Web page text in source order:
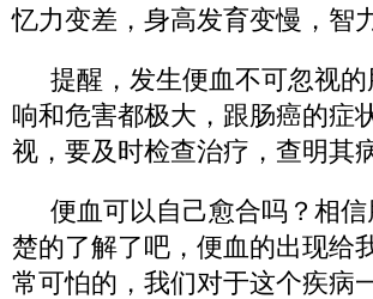
忆力变差，身高发育变慢，智
提醒，发生便血不可忽视
响和危害都极大，跟肠癌的症
视，要及时检查治疗，查明其
便血可以自己愈合吗？相
楚的了解了吧，便血的出现给
常可怕的，我们对于这个疾病